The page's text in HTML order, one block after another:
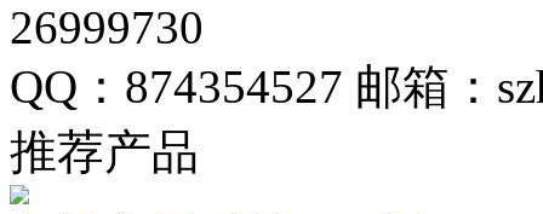
26999730
QQ：874354527 邮箱：
推荐产品